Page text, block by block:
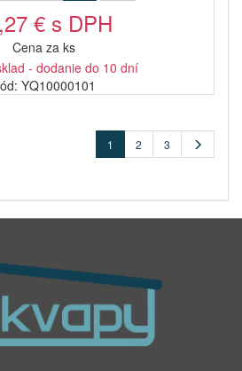
€ s DPH
Cena za ks
- dodanie do 10 dní
YQ10000101
1 2 3